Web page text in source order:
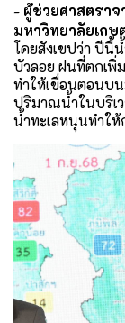
- ผู้ช่วยศาสตรา
มหาวิทยาลัยเกษ
โดยสังเขปว่า ปีนี้
บัวลอย ฝนที่ตกเพิ่
ทำให้เขื่อนตอนบ
ปริมาณน้ำในบริเ
น้ำทะเลหนุนทำให้